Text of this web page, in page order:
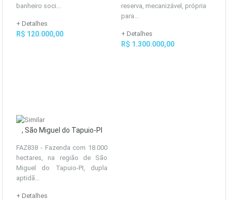
banheiro soci...
+ Detalhes
R$ 120.000,00
reserva, mecanizável, própria
para...
+ Detalhes
R$ 1.300.000,00
, São Miguel do Tapuio-PI
FAZ838 - Fazenda com 18.000
hectares, na região de São
Miguel do Tapuio-PI, dupla
aptidã...
+ Detalhes